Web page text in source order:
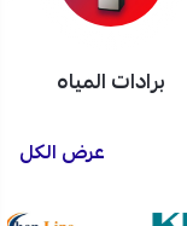
برادات المياه
عرض الكل